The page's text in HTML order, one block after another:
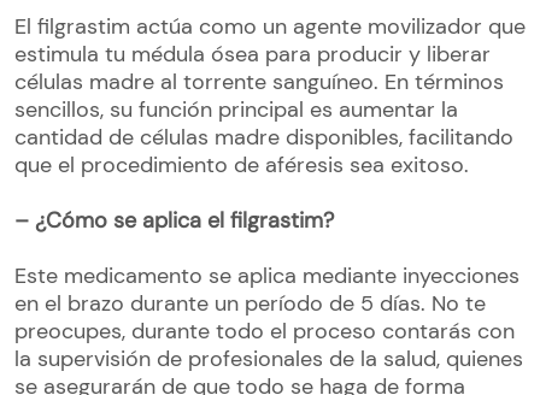
El filgrastim actúa como un agente movilizador que
estimula tu médula ósea para producir y liberar
células madre al torrente sanguíneo. En términos
sencillos, su función principal es aumentar la
cantidad de células madre disponibles, facilitando
que el procedimiento de aféresis sea exitoso.
– ¿Cómo se aplica el filgrastim?
Este medicamento se aplica mediante inyecciones
en el brazo durante un período de 5 días. No te
preocupes, durante todo el proceso contarás con
la supervisión de profesionales de la salud, quienes
se asegurarán de que todo se haga de forma